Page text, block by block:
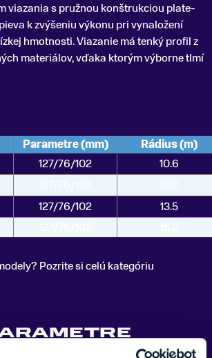
viazania s pružnou konštrukciou plate-
k zvýšeniu výkonu pri vynaložení
hmotnosti. Viazanie má tenký profil z
materiálov, vďaka ktorým výborne tlmí
Parametre (mm)
Rádius (m)
127/76/102
10.6
127/76/102
13.5
Pozrite si celú kategóriu